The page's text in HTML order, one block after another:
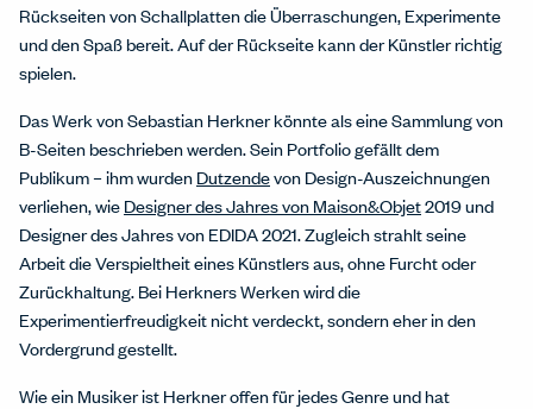
Rückseiten von Schallplatten die Überraschungen, Experimente
und den Spaß bereit. Auf der Rückseite kann der Künstler richtig
spielen.
Das Werk von Sebastian Herkner könnte als eine Sammlung von
B-Seiten beschrieben werden. Sein Portfolio gefällt dem
Publikum – ihm wurdenDutzendevon Design-Auszeichnungen
verliehen, wieDesigner des Jahres von Maison&Objet2019 und
Designer des Jahres von EDIDA 2021. Zugleich strahlt seine
Arbeit die Verspieltheit eines Künstlers aus, ohne Furcht oder
Zurückhaltung. Bei Herkners Werken wird die
Experimentierfreudigkeit nicht verdeckt, sondern eher in den
Vordergrund gestellt.
Wie ein Musiker ist Herkner offen für jedes Genre und hat